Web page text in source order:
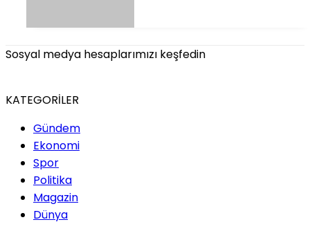
Sosyal medya hesaplarımızı keşfedin
KATEGORİLER
Gündem
Ekonomi
Spor
Politika
Magazin
Dünya